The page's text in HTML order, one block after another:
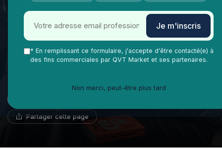
QVT Market
Se former pour améliorer la
qualité de vie au travail : un
Partager cette page
Je m'inscris
* En remplissant ce formulaire, j'accepte d'être contacté(e) à
des fins commerciales par QVT Market et ses partenaires.
Non merci, peut-être plus tard